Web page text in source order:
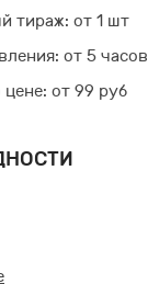
тираж: от 1 шт
от 5 часов
от 99 руб